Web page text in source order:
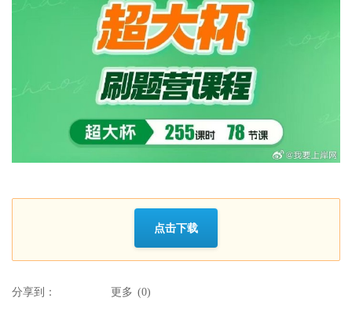
点击下载
分享到： 更多 (0)